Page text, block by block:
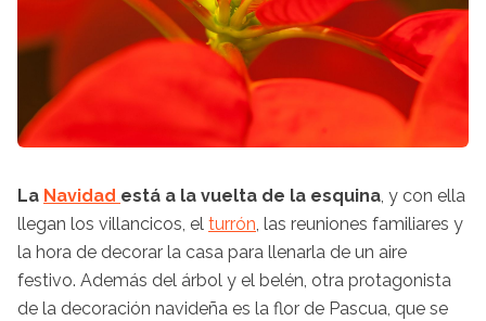
La Navidad está a la vuelta de la esquina, y con ella
llegan los villancicos, el turrón, las reuniones familiares y
la hora de decorar la casa para llenarla de un aire
festivo. Además del árbol y el belén, otra protagonista
de la decoración navideña es la flor de Pascua, que se